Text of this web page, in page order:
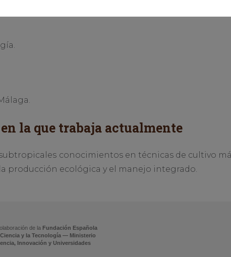
la que trabaja actualmente
conocimientos en técnicas de cultivo
producción ecológica y el manejo integrado.
de la Fundación Española
Ciencia y la Tecnología — Ministerio
Innovación y Universidades